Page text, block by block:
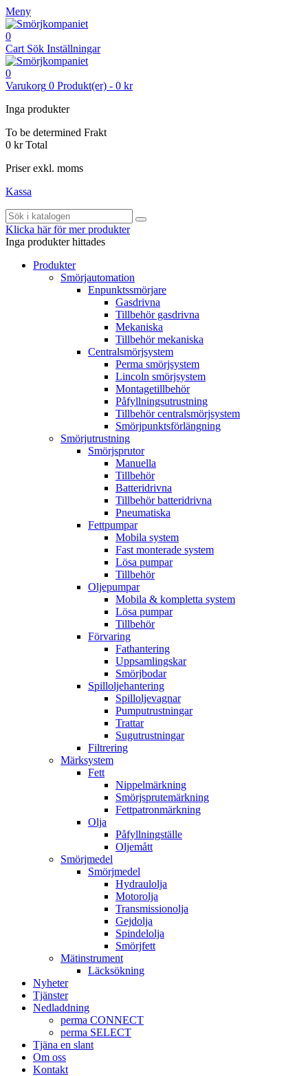
Meny
0
Cart Sök Inställningar
0
Varukorg 0 Produkt(er) - 0 kr
Inga produkter
To be determined Frakt
0 kr Total
Priser exkl. moms
Kassa
Klicka här för mer produkter
Inga produkter hittades
Produkter
Smörjautomation
Enpunktssmörjare
Gasdrivna
Tillbehör gasdrivna
Mekaniska
Tillbehör mekaniska
Centralsmörjsystem
Perma smörjsystem
Lincoln smörjsystem
Montagetillbehör
Påfyllningsutrustning
Tillbehör centralsmörjsystem
Smörjpunktsförlängning
Smörjutrustning
Smörjsprutor
Manuella
Tillbehör
Batteridrivna
Tillbehör batteridrivna
Pneumatiska
Fettpumpar
Mobila system
Fast monterade system
Lösa pumpar
Tillbehör
Oljepumpar
Mobila & kompletta system
Lösa pumpar
Tillbehör
Förvaring
Fathantering
Uppsamlingskar
Smörjbodar
Spilloljehantering
Spilloljevagnar
Pumputrustningar
Trattar
Sugutrustningar
Filtrering
Märksystem
Fett
Nippelmärkning
Smörjsprutemärkning
Fettpatronmärkning
Olja
Påfyllningställe
Oljemått
Smörjmedel
Smörjmedel
Hydraulolja
Motorolja
Transmissionolja
Gejdolja
Spindelolja
Smörjfett
Mätinstrument
Läcksökning
Nyheter
Tjänster
Nedladdning
perma CONNECT
perma SELECT
Tjäna en slant
Om oss
Kontakt